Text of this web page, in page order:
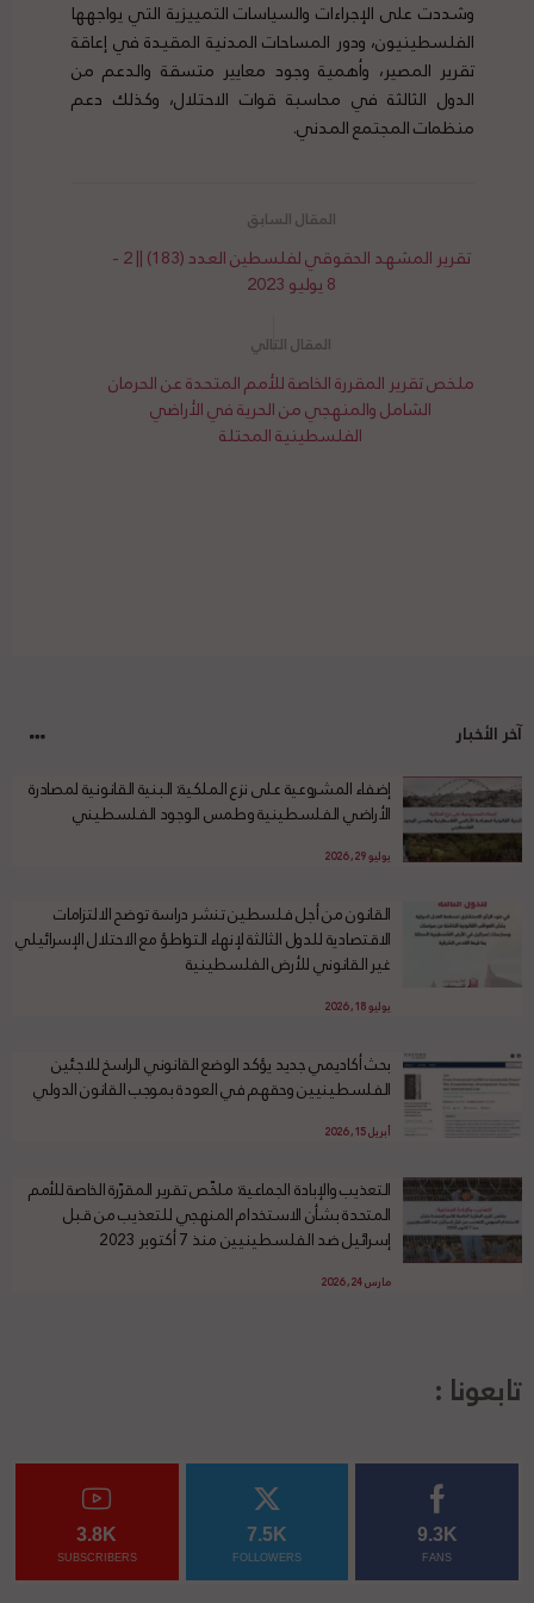
وشددت على الإجراءات والسياسات التمييزية التي يواجهها
الفلسطينيون، ودور المساحات المدنية المقيدة في إعاقة
تقرير المصير، وأهمية وجود معايير متسقة والدعم من
الدول الثالثة في محاسبة قوات الاحتلال، وكذلك دعم
منظمات المجتمع المدني.
تقرير المشهد الحقوقي لفلسطين العدد (183) || 2 -
8 يوليو 2023
ملخص تقرير المقررة الخاصة للأمم المتحدة عن الحرمان
الشامل والمنهجي من الحرية في الأراضي
الفلسطينية المحتلة
آخر الأخبار
إضفاء المشروعية على نزع الملكية: البنية القانونية لمصادرة
الأراضي الفلسطينية وطمس الوجود الفلسطيني
يوليو 29, 2026
القانون من أجل فلسطين تنشر دراسة توضح الالتزامات
الاقتصادية للدول الثالثة لإنهاء التواطؤ مع الاحتلال الإسرائيلي
غير القانوني للأرض الفلسطينية
يوليو 18, 2026
بحث أكاديمي جديد يؤكد الوضع القانوني الراسخ للاجئين
الفلسطينيين وحقهم في العودة بموجب القانون الدولي
أبريل 15, 2026
التعذيب والإبادة الجماعية: ملخّص تقرير المقرّرة الخاصة للأمم
المتحدة بشأن الاستخدام المنهجي للتعذيب من قبل
إسرائيل ضد الفلسطينيين منذ 7 أكتوبر 2023
مارس 24, 2026
تابعونا :
9.3K
FANS
7.5K
FOLLOWERS
3.8K
SUBSCRIBERS